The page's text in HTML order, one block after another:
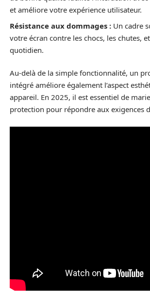
et améliore votre expérience utilisateur.
Résistance aux dommages : Un cadre
votre écran contre les chocs, les chutes,
quotidien.
Au-delà de la simple fonctionnalité, un
intégré améliore également l’aspect
appareil. En 2025, il est essentiel de
protection pour répondre aux exigences